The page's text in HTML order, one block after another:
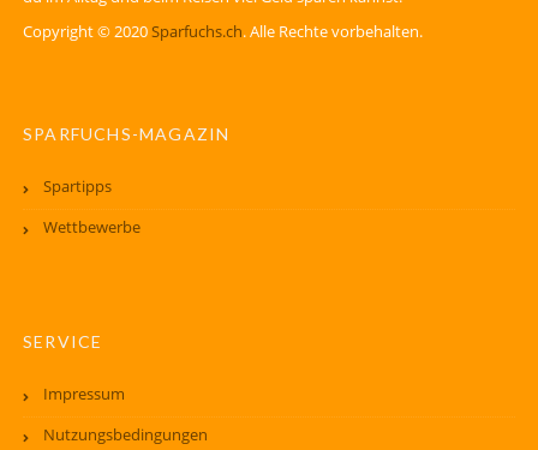
Copyright © 2020Sparfuchs.ch. Alle Rechte vorbehalten.
SPARFUCHS-MAGAZIN
Spartipps
Wettbewerbe
SERVICE
Impressum
Nutzungsbedingungen